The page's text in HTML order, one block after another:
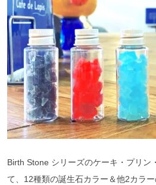
Birth Stone シリーズのケーキ・プリン
て、12種類の誕生石カラー＆他2カラ